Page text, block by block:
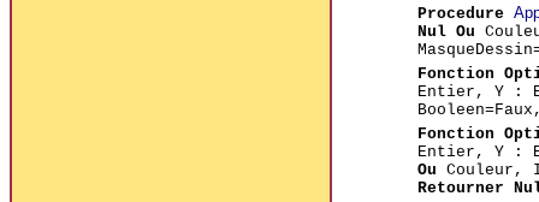
Procedure
Nul Ou
Fonction
Entier, Y :
Fonction
Entier, Y :
Ou
Retourner